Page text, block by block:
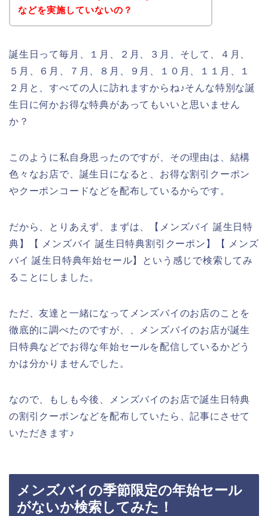
などを実施していないの？
誕生日って毎月、１月、２月、３月、そして、４月、
５月、６月、７月、８月、９月、１０月、１１月、１
２月と、すべての人に訪れますからね♪そんな特別な誕
生日に何かお得な特典があってもいいと思いません
か？
このように私自身思ったのですが、その理由は、結構
色々なお店で、誕生日になると、お得な割引クーポン
やクーポンコードなどを配布しているからです。
だから、とりあえず、まずは、【メンズバイ 誕生日特
典】【 メンズバイ 誕生日特典割引クーポン】【 メンズ
バイ 誕生日特典年始セール】という感じで検索してみ
ることにしました。
ただ、友達と一緒になってメンズバイのお店のことを
徹底的に調べたのですが、、メンズバイのお店が誕生
日特典などでお得な年始セールを配信しているかどう
かは分かりませんでした。
なので、もしも今後、メンズバイのお店で誕生日特典
の割引クーポンなどを配布していたら、記事にさせて
いただきます♪
メンズバイの季節限定の年始セール
がないか検索してみた！